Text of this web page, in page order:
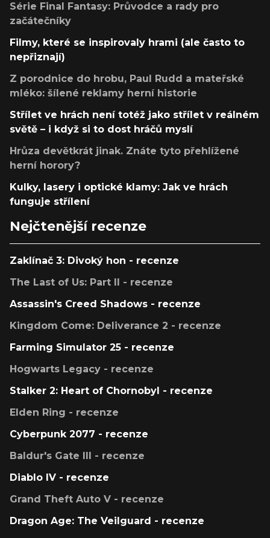
Série Final Fantasy: Průvodce a rady pro
začátečníky
Filmy, které se inspirovaly hrami (ale často to
nepřiznají)
Z porodnice do hrobu, Paul Rudd a mateřské
mléko: šílené reklamy herní historie
Střílet ve hrách není totéž jako střílet v reálném
světě – i když si to dost hráčů myslí
Hrůza devětkrát jinak. Znáte tyto přehlížené
herní horory?
Kulky, lasery i optické klamy: Jak ve hrách
funguje střílení
Nejčtenější recenze
Zaklínač 3: Divoký hon - recenze
The Last of Us: Part II - recenze
Assassin's Creed Shadows - recenze
Kingdom Come: Deliverance 2 - recenze
Farming Simulator 25 - recenze
Hogwarts Legacy - recenze
Stalker 2: Heart of Chornobyl - recenze
Elden Ring - recenze
Cyberpunk 2077 - recenze
Baldur's Gate III - recenze
Diablo IV - recenze
Grand Theft Auto V - recenze
Dragon Age: The Veilguard - recenze